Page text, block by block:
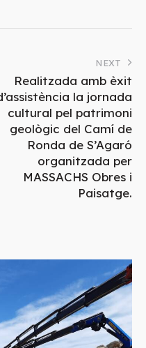
NEXT
Realitzada amb èxit
la jornada
cultural pel patrimoni
geològic del Camí de
Ronda de S’Agaró
organitzada per
MASSACHS Obres i
Paisatge.